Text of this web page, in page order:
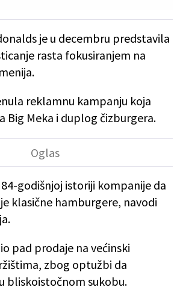
je u decembru predstavila
rasta fokusiranjem na
reklamnu kampanju koja
Big Meka i duplog čizburgera.
godišnjoj istoriji kompanije da
klasične hamburgere, navodi
pad prodaje na većinski
zbog optužbi da
bliskoistočnom sukobu.